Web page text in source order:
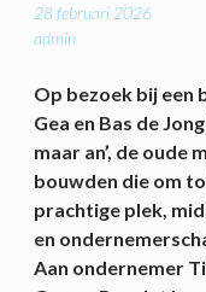
28 februari 2026
admin
Op bezoek bij een
Gea en Bas de
maar an’, de oude
bouwden die om
prachtige plek,
en
Aan ondernemer